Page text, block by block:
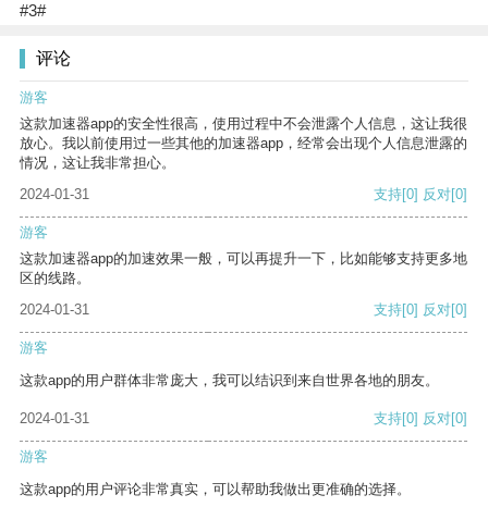
#3#
评论
游客
这款加速器app的安全性很高，使用过程中不会泄露个人信息，这让我很
放心。我以前使用过一些其他的加速器app，经常会出现个人信息泄露的
情况，这让我非常担心。
2024-01-31
支持[0] 反对[0]
游客
这款加速器app的加速效果一般，可以再提升一下，比如能够支持更多地
区的线路。
2024-01-31
支持[0] 反对[0]
游客
这款app的用户群体非常庞大，我可以结识到来自世界各地的朋友。
2024-01-31 支持[0] 反对[0]
游客
这款app的用户评论非常真实，可以帮助我做出更准确的选择。